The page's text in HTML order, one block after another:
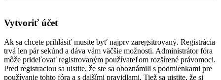
Vytvoriť účet
Ak sa chcete prihlásiť musíte byť najprv zaregsitrovaný. Registrácia
trvá len pár sekúnd a dáva vám väčšie možnosti. Administrátor fóra
môže prideľovať registrovaným používateľom rozšírené právomoci.
Pred registraciou sa uistite, že ste sa oboznámili s podmienkami pre
používanie tohto fóra a s dalšími pravidlami. Tiež sa uistite, že si